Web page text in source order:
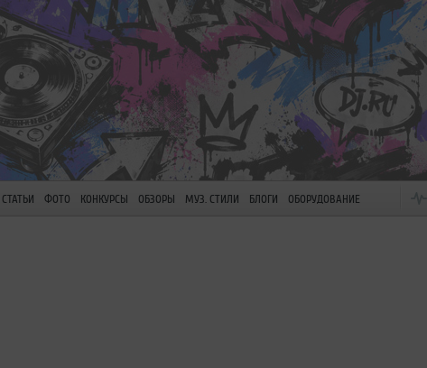
СТАТЬИ ФОТО КОНКУРСЫ ОБЗОРЫ МУЗ. СТИЛИ БЛОГИ ОБОРУДОВАНИЕ